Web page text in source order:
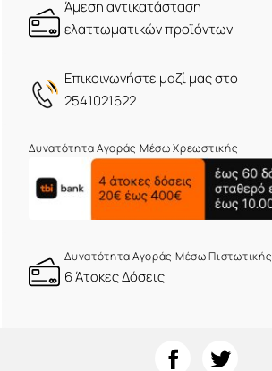
Άμεση αντικατάσταση
ελαττωματικών προϊόντων
Eπικοινωνήστε μαζί μας στο
2541021622
Δυνατότητα Αγοράς Μέσω Χρεωστικής
Δυνατότητα Αγοράς Μέσω Πιστωτικής
6 Άτοκες Δόσεις